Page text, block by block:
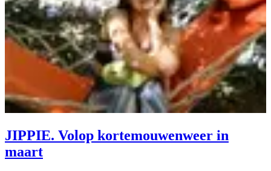
JIPPIE. Volop kortemouwenweer in
maart